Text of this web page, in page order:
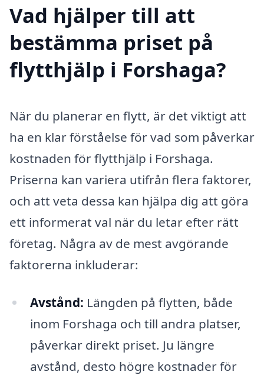
Vad hjälper till att
bestämma priset på
flytthjälp i Forshaga?
När du planerar en flytt, är det viktigt att
ha en klar förståelse för vad som påverkar
kostnaden för flytthjälp i Forshaga.
Priserna kan variera utifrån flera faktorer,
och att veta dessa kan hjälpa dig att göra
ett informerat val när du letar efter rätt
företag. Några av de mest avgörande
faktorerna inkluderar:
Avstånd: Längden på flytten, både
inom Forshaga och till andra platser,
påverkar direkt priset. Ju längre
avstånd, desto högre kostnader för